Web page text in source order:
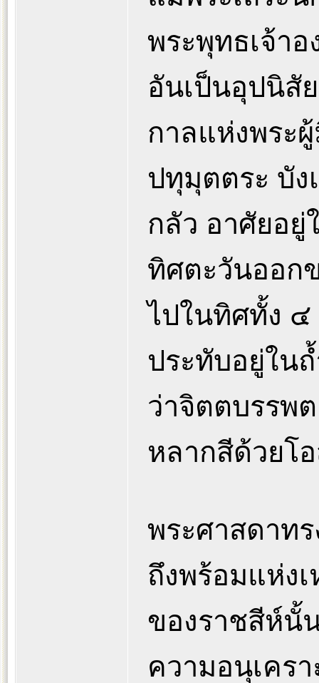
พระพุทธเจ้า
อันเป็นอุปนิสั
กาลแห่งพระ
ปทุมุตตระ บัง
กลัว อาศัยอยู่
ทิศตะวันออก
ไปในทิศทั้ง
ประทับอยู่ใน
ว่าจิตตบรรพ
หลากสีด้วยโ
พระศาสดาท
ถึงพร้อมแห่ง
ของราชสีห์นั้
ความอนุเคร